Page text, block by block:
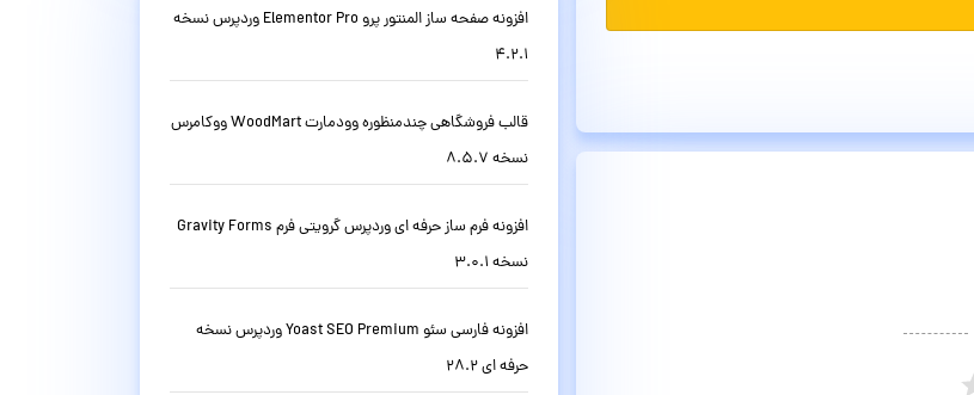
افزونه صفحه ساز المنتور پرو Elementor Pro وردپرس نسخه
4.2.1
قالب فروشگاهی چندمنظوره وودمارت WoodMart ووکامرس
نسخه 8.5.7
افزونه فرم ساز حرفه ای وردپرس گرویتی فرم Gravity Forms
نسخه 3.0.1
افزونه فارسی سئو Yoast SEO Premium وردپرس نسخه
حرفه ای 28.2